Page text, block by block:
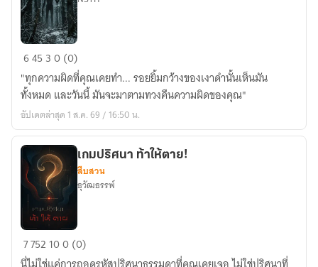
บันทึก
เงา
สีดำ
645 30 (0)
"ทุกความผิดที่คุณเคยทำ... รอยยิ้มกว้างของเงาดำนั้นเห็นมัน
ทั้งหมด และวันนี้ มันจะมาตามทวงคืนความผิดของคุณ"
อัปเดตล่าสุด 1 ส.ค. 69 / 16:50 น.
เกม
ปริศนา
เกมปริศนา ท้าให้ตาย!
สืบสวน
ธุวัฒธรรพ์
7752 100 (0)